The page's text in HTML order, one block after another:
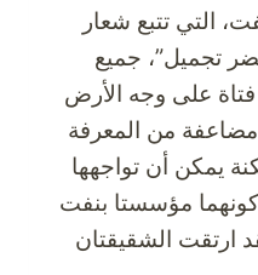
التي تتبع شعار
تجميل”، جميع
على وجه الأرض
من المعرفة
يمكن أن تواجهها
مؤسستا بنفت
ارتقت الشقيقتان